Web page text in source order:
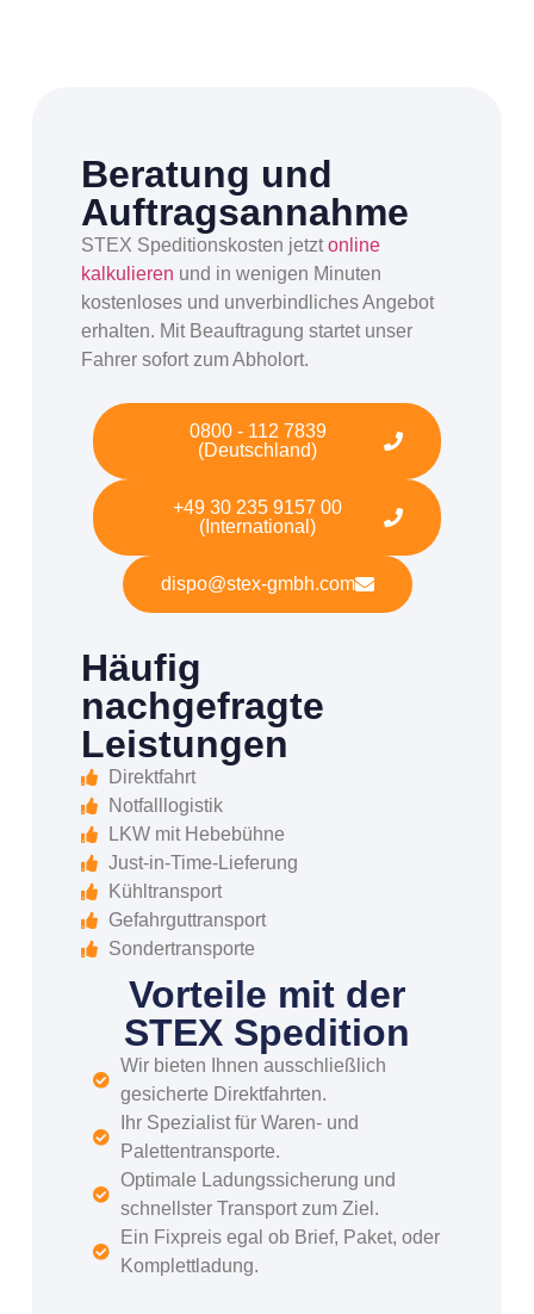
Beratung und
Auftragsannahme
STEX Speditionskosten jetztonline
kalkulieren und in wenigen Minuten
kostenloses und unverbindliches Angebot
erhalten. Mit Beauftragung startet unser
Fahrer sofort zum Abholort.
0800 - 112 7839
(Deutschland)
+49 30 235 9157 00
(International)
dispo@stex-gmbh.com
Häufig
nachgefragte
Leistungen
Direktfahrt
Notfalllogistik
LKW mit Hebebühne
Just-in-Time-Lieferung
Kühltransport
Gefahrguttransport
Sondertransporte
Vorteile mit der
STEX Spedition
Wir bieten Ihnen ausschließlich
gesicherte Direktfahrten.
Ihr Spezialist für Waren- und
Palettentransporte.
Optimale Ladungssicherung und
schnellster Transport zum Ziel.
Ein Fixpreis egal ob Brief, Paket, oder
Komplettladung.